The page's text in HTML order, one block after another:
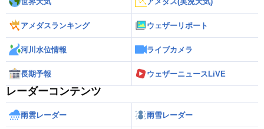
アメダスランキング ウェザーリポート
河川水位情報 ライブカメラ
長期予報 ウェザーニュースLiVE
レーダーコンテンツ
雨雲レーダー 雨雪レーダー